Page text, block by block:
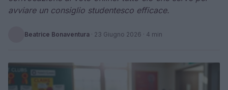
avviare un consiglio studentesco efficace.
Beatrice Bonaventura · 23 Giugno 2026 · 4 min